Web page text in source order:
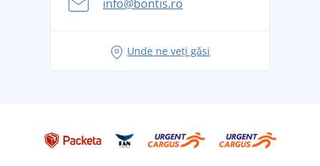
pentru vacanță fără griji
Tricoul preferat City în rol principal: ținute pentru
info@bontis.ro
Unde ne veți găsi